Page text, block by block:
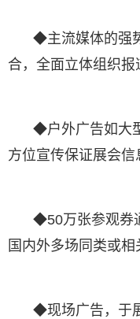
◆主流媒体的强
合，全面立体组织报
◆户外广告如大
方位宣传保证展会信
◆50万张参观券
国内外多场同类或相
◆现场广告，于